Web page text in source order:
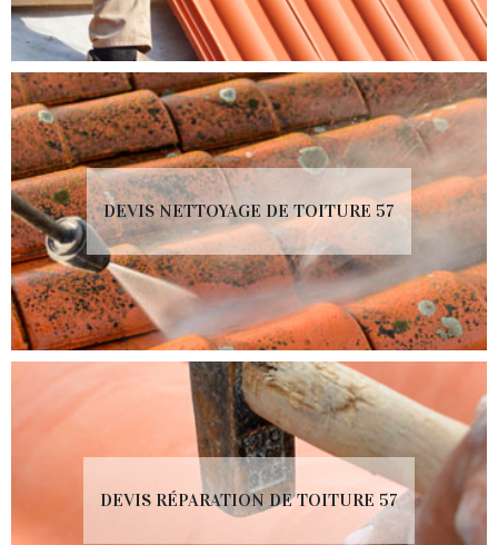
DEVIS NETTOYAGE DE TOITURE 57
DEVIS RÉPARATION DE TOITURE 57